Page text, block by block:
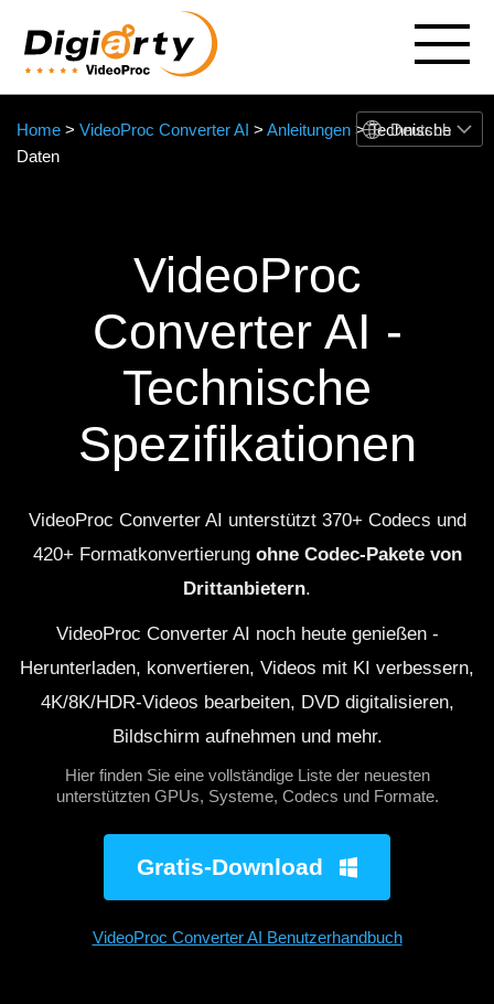
Deutsch
Home > VideoProc Converter AI > Anleitungen > Technische
Daten
VideoProc
Converter AI -
Technische
Spezifikationen
VideoProc Converter AI unterstützt 370+ Codecs und
420+ Formatkonvertierung ohne Codec-Pakete von
Drittanbietern.
VideoProc Converter AI noch heute genießen -
Herunterladen, konvertieren, Videos mit KI verbessern,
4K/8K/HDR-Videos bearbeiten, DVD digitalisieren,
Bildschirm aufnehmen und mehr.
Hier finden Sie eine vollständige Liste der neuesten
unterstützten GPUs, Systeme, Codecs und Formate.
Gratis-Download
VideoProc Converter AI Benutzerhandbuch